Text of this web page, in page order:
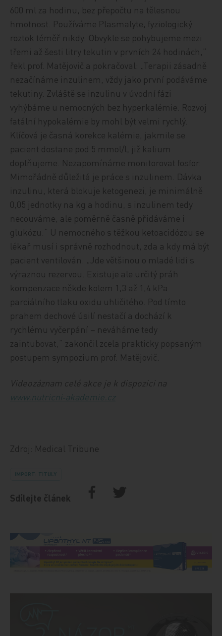
600 ml za hodinu, bez přepočtu na tělesnou
hmotnost. Používáme Plasmalyte, fyziologický
roztok téměř nikdy. Obvykle se pohybujeme mezi
třemi až šesti litry tekutin v prvních 24 hodinách,“
řekl prof. Matějovič a pokračoval: „Terapii zásadně
nezačínáme inzulinem, vždy jako první podáváme
tekutiny. Zvláště se inzulinu v úvodní fázi
vyhýbáme u nemocných bez hyperkalémie. Rozvoj
fatální hypokalémie by mohl být velmi rychlý.
Klíčová je časná korekce kalémie, jakmile se
pacient dostane pod 5 mmol/l, již kalium
doplňujeme. Nezapomínáme monitorovat fosfor.
Mimořádně důležitá je práce s inzulinem. Dávka
inzulinu, která blokuje ketogenezi, je minimálně
0,05 jednotky na kg a hodinu, s inzulinem tedy
necouváme, ale poměrně časně přidáváme i
glukózu.“ U nemocného s těžkou ketoacidózou se
lékař musí i správně rozhodnout, zda a kdy má být
pacient ventilován. „Jde většinou o mladé lidi s
výraznou rezervou. Existuje ale určitý práh
kompenzace někde kolem 1,3 až 1,4 kPa
parciálního tlaku oxidu uhličitého. Pod tímto
prahem dechové úsilí nestačí a dochází k
rychlému vyčerpání – neváháme tedy
zaintubovat,“ zakončil zcela prakticky popsaným
postupem sympozium prof. Matějovič.
Videozáznam celé akce je k dispozici na
www.nutricni‑akademie.cz
Zdroj: Medical Tribune
IMPORT: TITULY
Sdílejte článek